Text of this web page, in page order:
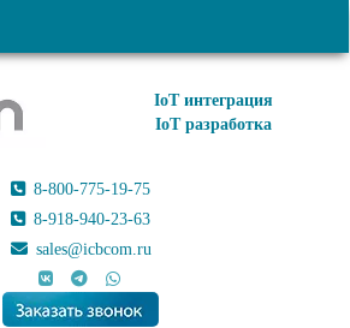
IoT интеграция
IoT разработка
8-800-775-19-75
8-918-940-23-63
sales@icbcom.ru